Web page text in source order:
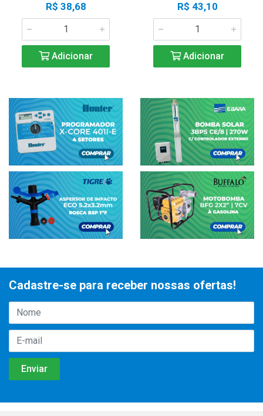
R$ 38,68
Adicionar
R$ 43,10
Adicionar
Cadastre-se para receber nossas ofertas!